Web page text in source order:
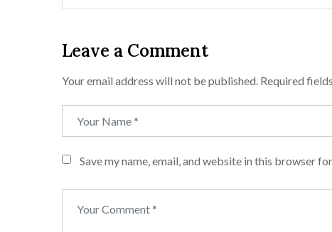
Leave a Comment
Your email address will not be published. Required
Save my name, email, and website in this browser